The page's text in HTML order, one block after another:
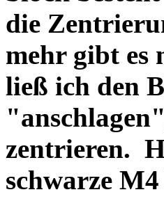
die
mehr gibt es
ließ ich den
zentrieren.
schwarze